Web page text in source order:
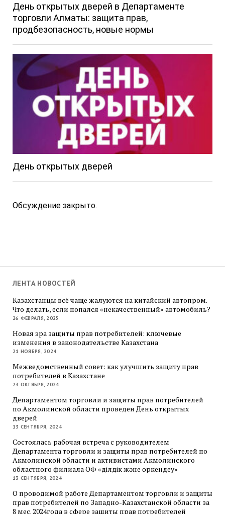
День открытых дверей в Департаменте
торговли Алматы: защита прав,
продбезопасность, новые нормы
День открытых дверей
Обсуждение закрыто.
ЛЕНТА НОВОСТЕЙ
Казахстанцы всё чаще жалуются на китайский автопром.
Что делать, если попался «некачественный» автомобиль?
26 ФЕВРАЛЯ, 2025
Новая эра защиты прав потребителей: ключевые
изменения в законодательстве Казахстана
21 НОЯБРЯ, 2024
Межведомственный совет: как улучшить защиту прав
потребителей в Казахстане
23 ОКТЯБРЯ, 2024
Департаментом торговли и защиты прав потребителей
по Акмолинской области проведен День открытых
дверей
13 СЕНТЯБРЯ, 2024
Состоялась рабочая встреча с руководителем
Департамента торговли и защиты прав потребителей по
Акмолинской области и активистами Акмолинского
областного филиала ОФ «Әділдік және өркендеу»
13 СЕНТЯБРЯ, 2024
О проводимой работе Департаментом торговли и защиты
прав потребителей по Западно-Казахстанской области за
8 мес. 2024года в сфере защиты прав потребителей